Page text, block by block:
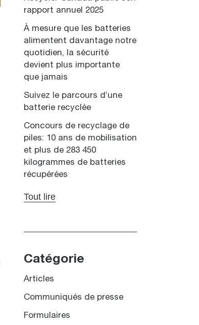
rapport annuel 2025
À mesure que les batteries
alimentent davantage notre
quotidien, la sécurité
devient plus importante
que jamais
Suivez le parcours d’une
batterie recyclée
Concours de recyclage de
piles: 10 ans de mobilisation
et plus de 283 450
kilogrammes de batteries
récupérées
Tout lire
Catégorie
Articles
Communiqués de presse
Formulaires